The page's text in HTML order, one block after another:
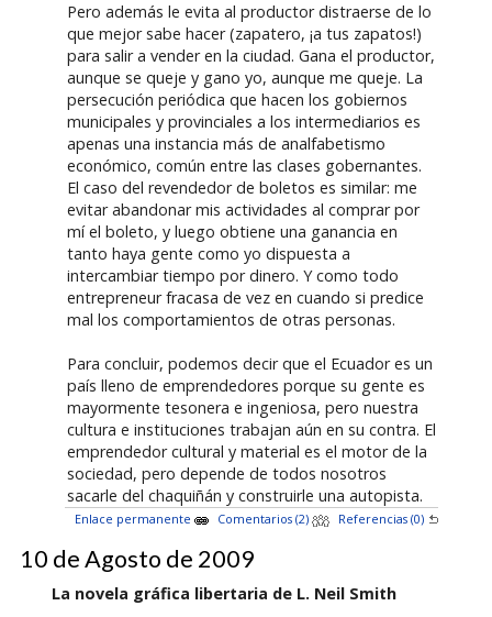
Pero además le evita al productor distraerse de lo
que mejor sabe hacer (zapatero, ¡a tus zapatos!)
para salir a vender en la ciudad. Gana el productor,
aunque se queje y gano yo, aunque me queje. La
persecución periódica que hacen los gobiernos
municipales y provinciales a los intermediarios es
apenas una instancia más de analfabetismo
económico, común entre las clases gobernantes.
El caso del revendedor de boletos es similar: me
evitar abandonar mis actividades al comprar por
mí el boleto, y luego obtiene una ganancia en
tanto haya gente como yo dispuesta a
intercambiar tiempo por dinero. Y como todo
entrepreneur fracasa de vez en cuando si predice
mal los comportamientos de otras personas.
Para concluir, podemos decir que el Ecuador es un
país lleno de emprendedores porque su gente es
mayormente tesonera e ingeniosa, pero nuestra
cultura e instituciones trabajan aún en su contra. El
emprendedor cultural y material es el motor de la
sociedad, pero depende de todos nosotros
sacarle del chaquiñán y construirle una autopista.
Enlace permanente Comentarios (2) Referencias (0)
10 de Agosto de 2009
La novela gráfica libertaria de L. Neil Smith